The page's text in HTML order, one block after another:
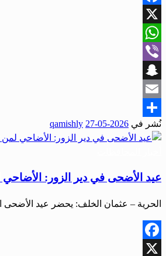
Facebook
X
WhatsApp
Viber
Snapchat
Email
Share
نُشر في 2026-05-27
qamishly
عيد الأضحى في دير الزور:
الحرية – عثمان الخلف: يحضر عيد الأضحى
Facebook